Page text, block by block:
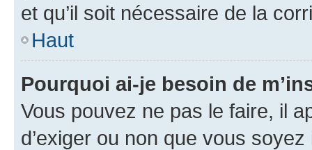
et qu’il soit nécessaire de la
Haut
Pourquoi ai-je besoin de
Vous pouvez ne pas le faire, il
d’exiger ou non que vous